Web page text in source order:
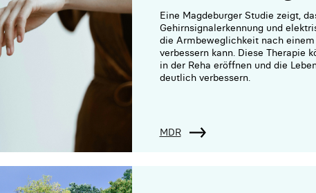
Eine Magdeburger Studie zeigt,
Gehirnsignalerkennung und
die Armbeweglichkeit nach
verbessern kann. Diese Therapie
in der Reha eröffnen und die
deutlich verbessern.
MDR